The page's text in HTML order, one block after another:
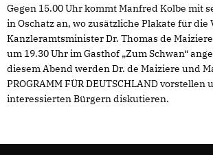
Gegen 15.00 Uhr kommt Manfred Kolbe mit
in Oschatz an, wo zusätzliche Plakate für
Kanzleramtsminister Dr. Thomas de
um 19.30 Uhr im Gasthof „Zum Schwan“
diesem Abend werden Dr. de Maiziere und
PROGRAMM FÜR DEUTSCHLAND vorstellen
interessierten Bürgern diskutieren.